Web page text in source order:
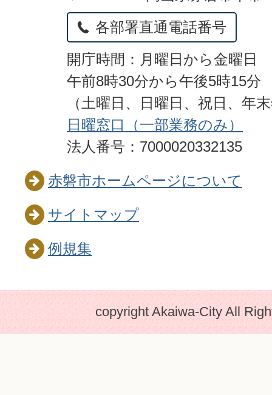
各部署直通電話番号
開庁時間：月曜日から金曜日
午前8時30分から午後5時15分
（土曜日、日曜日、祝日、年
日曜窓口（一部業務のみ）
法人番号：7000020332135
赤磐市ホームページについて
サイトマップ
例規集
copyright Akaiwa-City All